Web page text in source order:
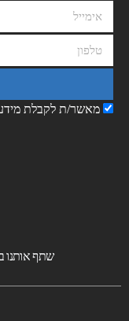
מאשר/ת לקבלת
שתף אותנו